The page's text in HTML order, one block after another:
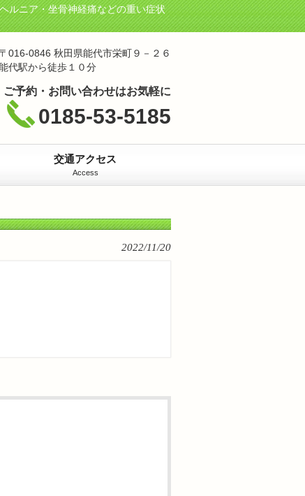
ルニア・坐骨神経痛などの重い症状
〒016-0846 秋田県能代市栄町９－２６
代駅から徒歩１０分
ご予約・お問い合わせはお気軽に
0185-53-5185
交通アクセス
Access
2022/11/20